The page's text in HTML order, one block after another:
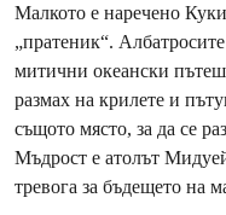
Малкото е наречено
„пратеник“.
митични океански
размах на крилете и
същото място, за да се
Мъдрост е атолът
тревога за бъдещето на